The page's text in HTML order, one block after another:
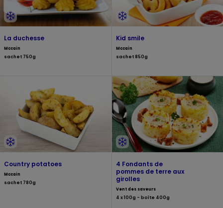
La duchesse
Mccain
sachet 750g
Kid smile
Mccain
sachet 850g
Country potatoes
Mccain
sachet 780g
4 Fondants de
pommes de terre aux
girolles
Vent des saveurs
4 x 100g - boîte 400g